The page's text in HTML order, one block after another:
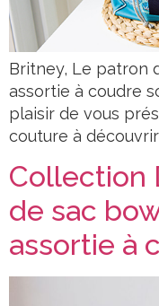
Britney, Le patron
assortie à coudre
plaisir de vous
couture à découvrir
Collection
de sac
assortie à